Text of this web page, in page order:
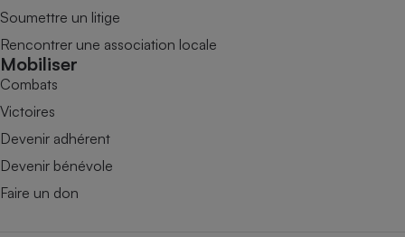
Soumettre un litige
Rencontrer une association locale
Mobiliser
Combats
Victoires
Devenir adhérent
Devenir bénévole
Faire un don